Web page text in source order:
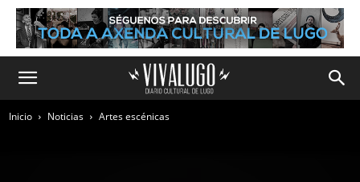
Inicio Noticias Artes escénicas